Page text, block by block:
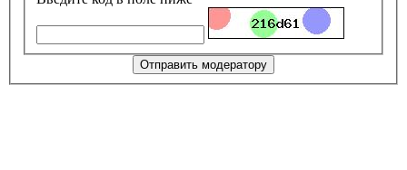
Отправить модератору